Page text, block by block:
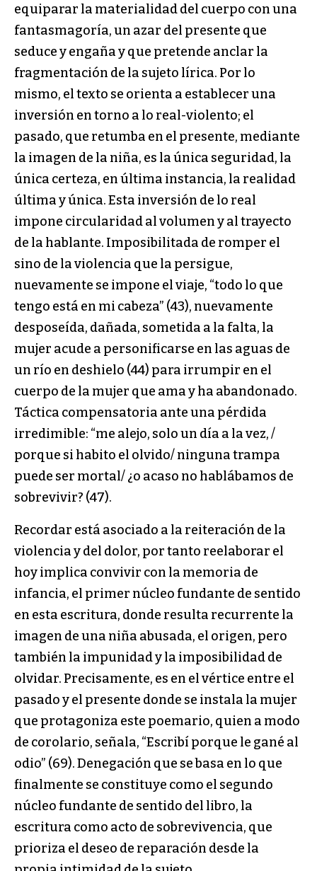
equiparar la materialidad del cuerpo con una
fantasmagoría, un azar del presente que
seduce y engaña y que pretende anclar la
fragmentación de la sujeto lírica. Por lo
mismo, el texto se orienta a establecer una
inversión en torno a lo real-violento; el
pasado, que retumba en el presente, mediante
la imagen de la niña, es la única seguridad, la
única certeza, en última instancia, la realidad
última y única. Esta inversión de lo real
impone circularidad al volumen y al trayecto
de la hablante. Imposibilitada de romper el
sino de la violencia que la persigue,
nuevamente se impone el viaje, “todo lo que
tengo está en mi cabeza” (43), nuevamente
desposeída, dañada, sometida a la falta, la
mujer acude a personificarse en las aguas de
un río en deshielo (44) para irrumpir en el
cuerpo de la mujer que ama y ha abandonado.
Táctica compensatoria ante una pérdida
irredimible: “me alejo, solo un día a la vez, /
porque si habito el olvido/ ninguna trampa
puede ser mortal/ ¿o acaso no hablábamos de
sobrevivir? (47).
Recordar está asociado a la reiteración de la
violencia y del dolor, por tanto reelaborar el
hoy implica convivir con la memoria de
infancia, el primer núcleo fundante de sentido
en esta escritura, donde resulta recurrente la
imagen de una niña abusada, el origen, pero
también la impunidad y la imposibilidad de
olvidar. Precisamente, es en el vértice entre el
pasado y el presente donde se instala la mujer
que protagoniza este poemario, quien a modo
de corolario, señala, “Escribí porque le gané al
odio” (69). Denegación que se basa en lo que
finalmente se constituye como el segundo
núcleo fundante de sentido del libro, la
escritura como acto de sobrevivencia, que
prioriza el deseo de reparación desde la